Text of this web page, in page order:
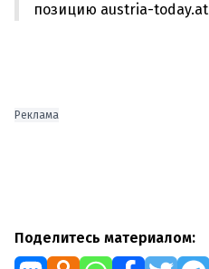
позицию austria-today.at
Реклама
Поделитесь материалом: